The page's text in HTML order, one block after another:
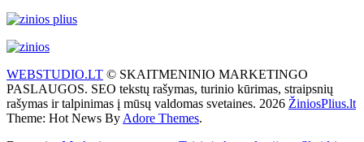
WEBSTUDIO.LT © SKAITMENINIO MARKETINGO
PASLAUGOS. SEO tekstų rašymas, turinio kūrimas, straipsnių
rašymas ir talpinimas į mūsų valdomas svetaines. 2026 ŽiniosPlius.lt
Theme: Hot News By Adore Themes.